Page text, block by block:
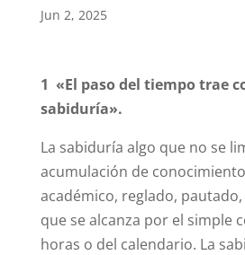
Jun 2, 2025
1 «El paso del tiempo trae
sabiduría».
La sabiduría algo que no se
acumulación de
académico, reglado,
que se alcanza por el simple
horas o del calendario. La